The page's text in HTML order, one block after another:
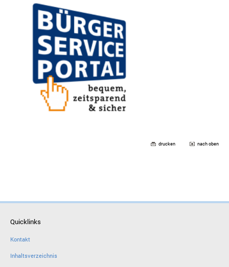
drucken nach oben
Quicklinks
Kontakt
Inhaltsverzeichnis